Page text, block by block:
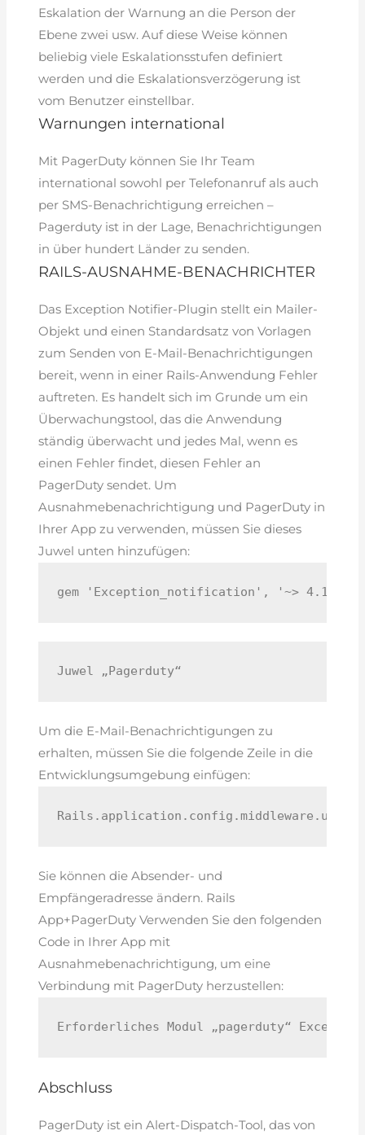
Eskalation der Warnung an die Person der
Ebene zwei usw. Auf diese Weise können
beliebig viele Eskalationsstufen definiert
werden und die Eskalationsverzögerung ist
vom Benutzer einstellbar.
Warnungen international
Mit PagerDuty können Sie Ihr Team
international sowohl per Telefonanruf als auch
per SMS-Benachrichtigung erreichen –
Pagerduty ist in der Lage, Benachrichtigungen
in über hundert Länder zu senden.
RAILS-AUSNAHME-BENACHRICHTER
Das Exception Notifier-Plugin stellt ein Mailer-
Objekt und einen Standardsatz von Vorlagen
zum Senden von E-Mail-Benachrichtigungen
bereit, wenn in einer Rails-Anwendung Fehler
auftreten. Es handelt sich im Grunde um ein
Überwachungstool, das die Anwendung
ständig überwacht und jedes Mal, wenn es
einen Fehler findet, diesen Fehler an
PagerDuty sendet. Um
Ausnahmebenachrichtigung und PagerDuty in
Ihrer App zu verwenden, müssen Sie dieses
Juwel unten hinzufügen:
gem 'Exception_notification', '~> 4.1.0'
Juwel „Pagerduty“
Um die E-Mail-Benachrichtigungen zu
erhalten, müssen Sie die folgende Zeile in die
Entwicklungsumgebung einfügen:
Rails.application.config.middleware.use
Sie können die Absender- und
Empfängeradresse ändern. Rails
App+PagerDuty Verwenden Sie den folgenden
Code in Ihrer App mit
Ausnahmebenachrichtigung, um eine
Verbindung mit PagerDuty herzustellen:
Erforderliches Modul „pagerduty“
Abschluss
PagerDuty ist ein Alert-Dispatch-Tool, das von